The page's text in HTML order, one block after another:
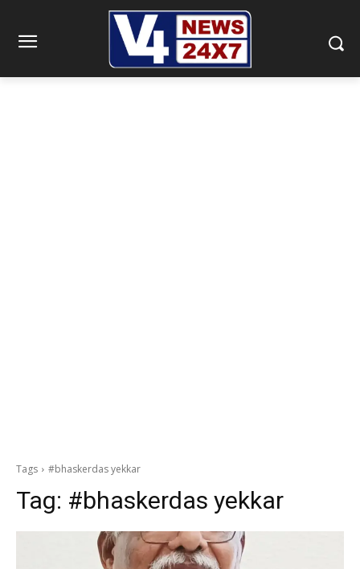
Tags #bhaskerdas yekkar
Tag: #bhaskerdas yekkar